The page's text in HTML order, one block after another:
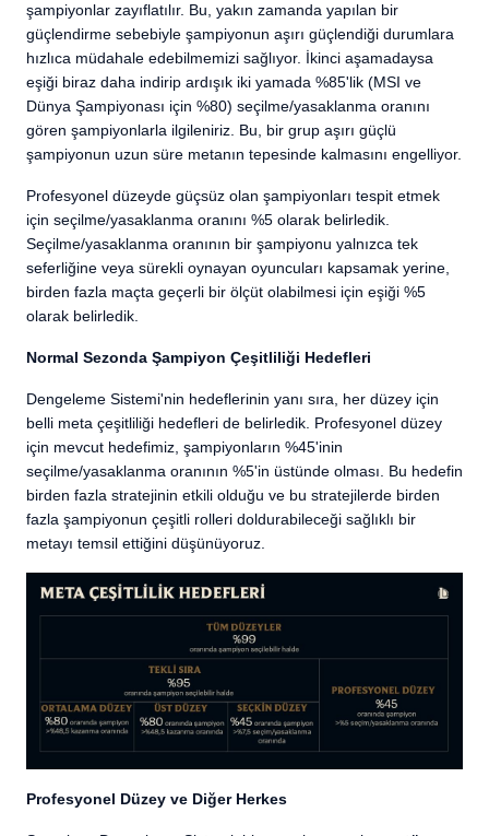
şampiyonlar zayıflatılır. Bu, yakın zamanda yapılan bir
güçlendirme sebebiyle şampiyonun aşırı güçlendiği durumlara
hızlıca müdahale edebilmemizi sağlıyor. İkinci aşamadaysa
eşiği biraz daha indirip ardışık iki yamada %85'lik (MSI ve
Dünya Şampiyonası için %80) seçilme/yasaklanma oranını
gören şampiyonlarla ilgileniriz. Bu, bir grup aşırı güçlü
şampiyonun uzun süre metanın tepesinde kalmasını engelliyor.
Profesyonel düzeyde güçsüz olan şampiyonları tespit etmek
için seçilme/yasaklanma oranını %5 olarak belirledik.
Seçilme/yasaklanma oranının bir şampiyonu yalnızca tek
seferliğine veya sürekli oynayan oyuncuları kapsamak yerine,
birden fazla maçta geçerli bir ölçüt olabilmesi için eşiği %5
olarak belirledik.
Normal Sezonda Şampiyon Çeşitliliği Hedefleri
Dengeleme Sistemi'nin hedeflerinin yanı sıra, her düzey için
belli meta çeşitliliği hedefleri de belirledik. Profesyonel düzey
için mevcut hedefimiz, şampiyonların %45'inin
seçilme/yasaklanma oranının %5'in üstünde olması. Bu hedefin
birden fazla stratejinin etkili olduğu ve bu stratejilerde birden
fazla şampiyonun çeşitli rolleri doldurabileceği sağlıklı bir
metayı temsil ettiğini düşünüyoruz.
Profesyonel Düzey ve Diğer Herkes